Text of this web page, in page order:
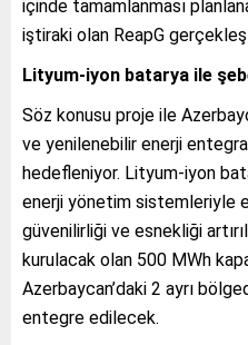
içinde tamamlanması
iştiraki olan ReapG
Lityum-iyon batarya ile
Söz konusu proje ile
ve yenilenebilir enerji
hedefleniyor. Lityum-iyon
enerji yönetim sistemleriyle
güvenilirliği ve esnekliği
kurulacak olan 500 MWh
Azerbaycan’daki 2 ayrı
entegre edilecek.